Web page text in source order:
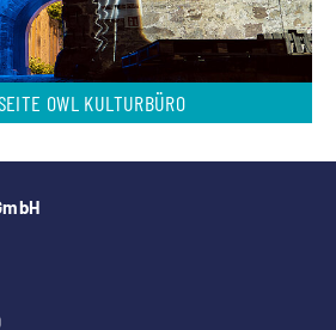
OWL KULTURBÜRO